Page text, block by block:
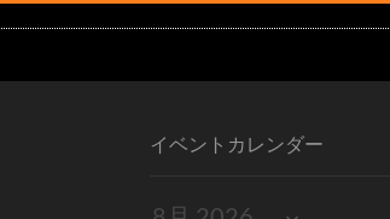
イベントカレンダー